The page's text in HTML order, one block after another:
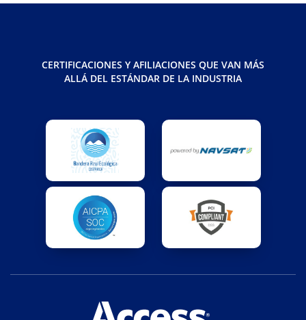
CERTIFICACIONES Y AFILIACIONES QUE VAN MÁS
ALLÁ DEL ESTÁNDAR DE LA INDUSTRIA